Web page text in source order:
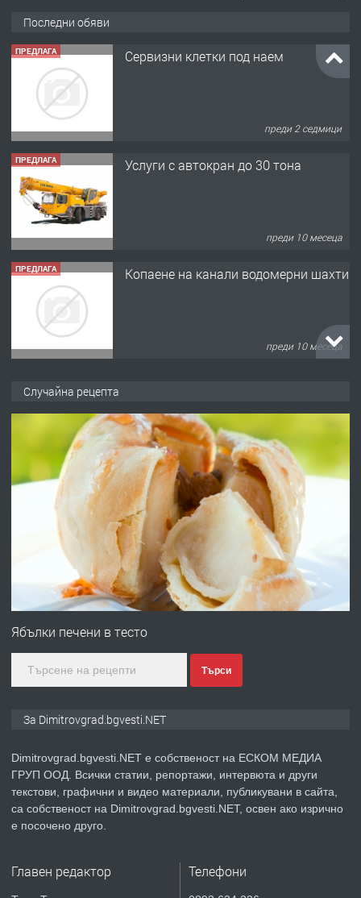
Последни обяви
ПРЕДЛАГА Сервизни клетки под наем
преди 2 седмици
ПРЕДЛАГА Услуги с автокран до 30 тона
преди 10 месеца
ПРЕДЛАГА Копаене на канали водомерни шахти
преди 10 месеца
преди 11 месеца
ПРЕДЛАГА
Отпушване на канали тоалетни
вертикални щрангове
преди 11 месеца
Онлайн магазин за всички!
преди 2 месеца
ПРЕДЛАГА Къща в Странско
Случайна рецепта
Ябълки печени в тесто
Търси
За Dimitrovgrad.bgvesti.NET
Dimitrovgrad.bgvesti.NET е собственост на ЕСКОМ МЕДИА
ГРУП ООД. Всички статии, репортажи, интервюта и други
текстови, графични и видео материали, публикувани в сайта,
са собственост на Dimitrovgrad.bgvesti.NET, освен ако изрично
е посочено друго.
Главен редактор Телефони